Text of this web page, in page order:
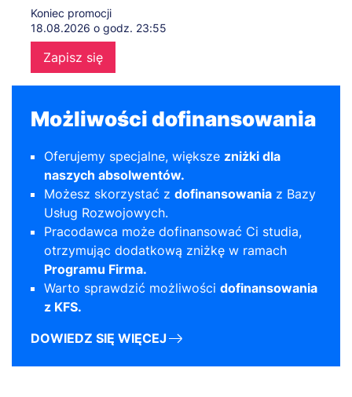
Koniec promocji
18.08.2026 o godz. 23:55
Zapisz się
Możliwości dofinansowania
Oferujemy specjalne, większe zniżki dla
naszych absolwentów.
Możesz skorzystać z dofinansowania z Bazy
Usług Rozwojowych.
Pracodawca może dofinansować Ci studia,
otrzymując dodatkową zniżkę w ramach
Programu Firma.
Warto sprawdzić możliwości dofinansowania
z KFS.
DOWIEDZ SIĘ WIĘCEJ